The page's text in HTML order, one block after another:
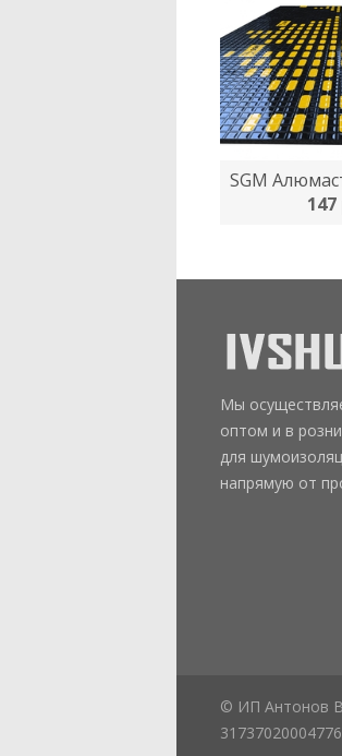
SGM
Мы
оптом и в
для
напрямую от
© ИП Антонов